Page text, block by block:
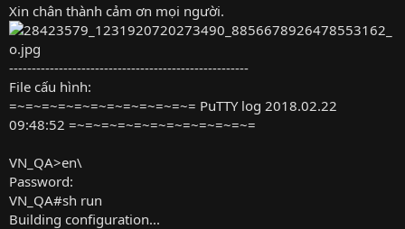
Xin chân thành cảm ơn mọi người.
-----------------------------------------------------
File cấu hình:
=~=~=~=~=~=~=~=~=~=~=~= PuTTY log 2018.02.22
09:48:52 =~=~=~=~=~=~=~=~=~=~=~=
VN_QA>en\
Password:
VN_QA#sh run
Building configuration...